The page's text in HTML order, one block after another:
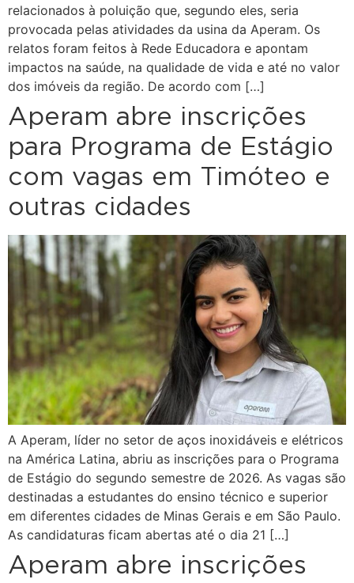
relacionados à poluição que, segundo eles, seria
provocada pelas atividades da usina da Aperam. Os
relatos foram feitos à Rede Educadora e apontam
impactos na saúde, na qualidade de vida e até no valor
dos imóveis da região. De acordo com […]
Aperam abre inscrições
para Programa de Estágio
com vagas em Timóteo e
outras cidades
A Aperam, líder no setor de aços inoxidáveis e elétricos
na América Latina, abriu as inscrições para o Programa
de Estágio do segundo semestre de 2026. As vagas são
destinadas a estudantes do ensino técnico e superior
em diferentes cidades de Minas Gerais e em São Paulo.
As candidaturas ficam abertas até o dia 21 […]
Aperam abre inscrições